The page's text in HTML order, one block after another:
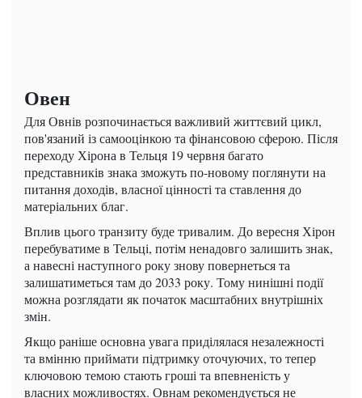
Овен
Для Овнів розпочинається важливий життєвий цикл,
пов'язаний із самооцінкою та фінансовою сферою. Після
переходу Хірона в Тельця 19 червня багато
представників знака зможуть по-новому поглянути на
питання доходів, власної цінності та ставлення до
матеріальних благ.
Вплив цього транзиту буде тривалим. До вересня Хірон
перебуватиме в Тельці, потім ненадовго залишить знак,
а навесні наступного року знову повернеться та
залишатиметься там до 2033 року. Тому нинішні події
можна розглядати як початок масштабних внутрішніх
змін.
Якщо раніше основна увага приділялася незалежності
та вмінню приймати підтримку оточуючих, то тепер
ключовою темою стають гроші та впевненість у
власних можливостях. Овнам рекомендується не